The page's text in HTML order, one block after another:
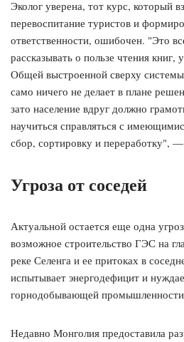
Эколог уверена, тот курс, который
перевоспитание туристов и
ответственности, ошибочен. "Это
рассказывать о пользе чтения
Общей выстроенной сверху
само ничего не делает в плане
зато население вдруг должно
научиться справляться с
сбор, сортировку и переработку", —
Угроза от соседей
Актуальной остается еще одна
возможное строительство ГЭС на
реке Селенга и ее притоках в
испытывает энергодефицит и
горнодобывающей
Недавно Монголия предоставила